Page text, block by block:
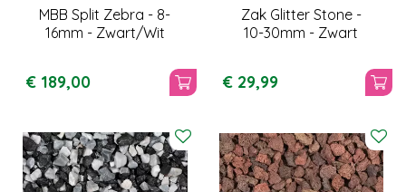
MBB Split Zebra - 8-
16mm - Zwart/Wit
€ 189,00
Zak Glitter Stone -
10-30mm - Zwart
€ 29,99